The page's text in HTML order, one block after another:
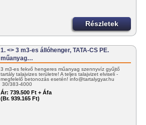
Részletek
1. <> 3 m3-es állóhenger, TATA-CS PE.
műanyag…
3 m3-es fekvő hengeres műanyag szennyvíz gyűjtő
tartály talajvizes területre! A teljes talajvizet elviseli -
megfelelő betonozás esetén! info@tartalygyar.hu
30/383-4000
Ár: 739.500 Ft + Áfa
(Br. 939.165 Ft)